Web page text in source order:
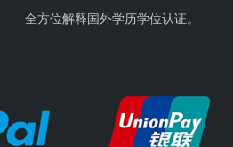
全方位解释国外学历学位认证。